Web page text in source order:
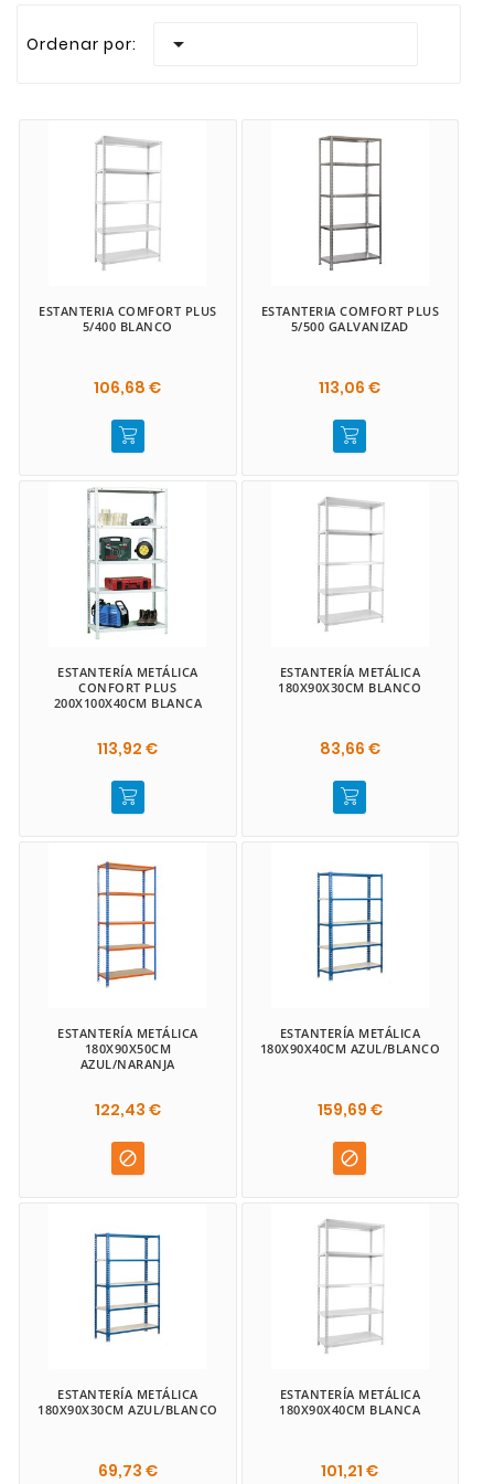
Ordenar por:

ESTANTERIA COMFORT PLUS
5/400 BLANCO
106,68 €
ESTANTERIA COMFORT PLUS
5/500 GALVANIZAD
113,06 €
ESTANTERÍA METÁLICA
CONFORT PLUS
200X100X40CM BLANCA
113,92 €
ESTANTERÍA METÁLICA
180X90X30CM BLANCO
83,66 €
ESTANTERÍA METÁLICA
180X90X50CM
AZUL/NARANJA
122,43 €

ESTANTERÍA METÁLICA
180X90X40CM AZUL/BLANCO
159,69 €

ESTANTERÍA METÁLICA
180X90X30CM AZUL/BLANCO
69,73 €
ESTANTERÍA METÁLICA
180X90X40CM BLANCA
101,21 €